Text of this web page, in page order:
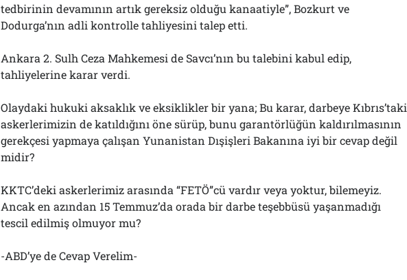
tedbirinin devamının artık gereksiz olduğu kanaatiyle”, Bozkurt ve
Dodurga’nın adli kontrolle tahliyesini talep etti.
Ankara 2. Sulh Ceza Mahkemesi de Savcı’nın bu talebini kabul edip,
tahliyelerine karar verdi.
Olaydaki hukuki aksaklık ve eksiklikler bir yana; Bu karar, darbeye Kıbrıs’taki
askerlerimizin de katıldığını öne sürüp, bunu garantörlüğün kaldırılmasının
gerekçesi yapmaya çalışan Yunanistan Dışişleri Bakanına iyi bir cevap değil
midir?
KKTC’deki askerlerimiz arasında “FETÖ”cü vardır veya yoktur, bilemeyiz.
Ancak en azından 15 Temmuz’da orada bir darbe teşebbüsü yaşanmadığı
tescil edilmiş olmuyor mu?
-ABD’ye de Cevap Verelim-